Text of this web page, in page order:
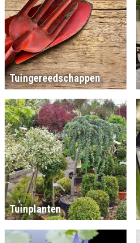
Tuingereedschappen
Tuinplanten